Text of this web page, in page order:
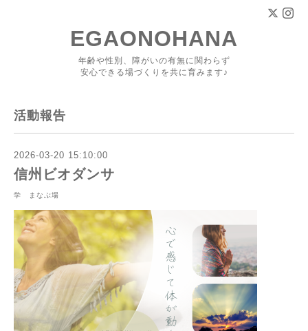
EGAONOHANA
年齢や性別、障がいの有無に関わらず
安心できる場づくりを共に育みます♪
活動報告
2026-03-20 15:10:00
信州ビオダンサ
学 まなぶ場